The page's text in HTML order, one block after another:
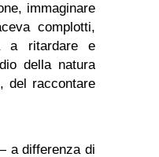
immaginare
complotti,
a ritardare e
della natura
del raccontare
a differenza di